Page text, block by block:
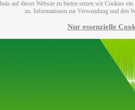
auf dieser Website zu bieten setzen wir Cookies
zu. Informationen zur Verwendung und den
Nur essenzielle